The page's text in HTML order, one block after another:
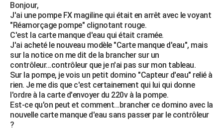
Forum
Aménagement intérieur
Extérieur
Cuisine
Salle de bains
Jardinage
Rangement
WEEK-END
Guides de France
Escapades
Patrimoine
Expositions
Musées
Week-end nature
+LIFESTYLE
Art de vivre
Bien-être
Loisirs
Mode
Modes de vie
SANTE
Alimentation
Guide de la santé
Maladies
Médicaments
Sommeil
VOYAGE
Destinations
City break
Voyage nature
Voyage de noces
Forum
Climat
+PHOTO
GUIDES D'ACHAT
BONS PLANS
Bonjour,
J'ai une pompe FX magiline qui était en arrêt avec le voyant
"Réamorçage pompe" clignotant rouge.
C'est la carte manque d'eau qui était cramée.
J'ai acheté le nouveau modèle "Carte manque d'eau", mais
sur la notice on me dit de la brancher sur un
contrôleur...contrôleur que je n'ai pas sur mon tableau.
Sur la pompe, je vois un petit domino "Capteur d'eau" relié à
rien. Je me dis que c'est certainement qui lui qui donne
l'ordre à la carte d'envoyer du 220v à la pompe.
Est-ce qu'on peut et comment...brancher ce domino avec la
nouvelle carte manque d'eau sans passer par le contrôleur
?